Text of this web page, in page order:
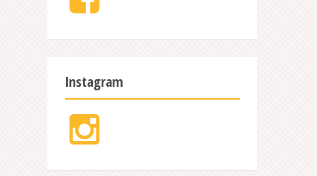
Instagram
Instagram